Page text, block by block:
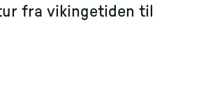
fra vikingetiden til